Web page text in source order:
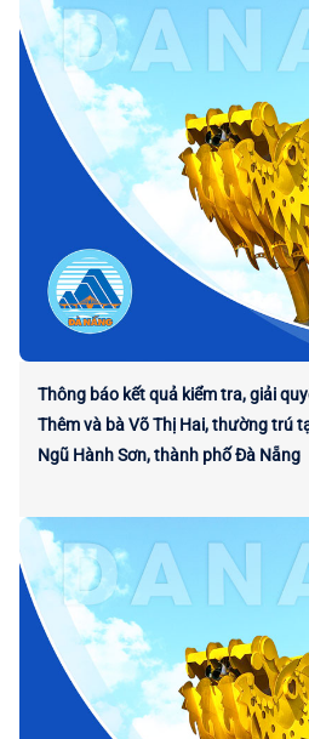
Thông báo kết quả kiểm tra, giải
Thêm và bà Võ Thị Hai, thường trú
Ngũ Hành Sơn, thành phố Đà Nẵng